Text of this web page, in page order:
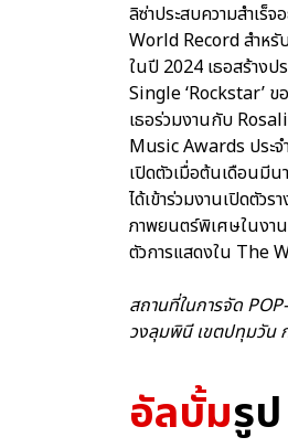
ลิซ่าประสบความสำเร็
World Record สำหรั
ในปี 2024 เธอสร้าง
Single ‘Rockstar’
เธอร่วมงานกับ
Music Awards ประจ
เปิดตัวเมื่อต้นเดือนมี
ได้เข้าร่วมงานเปิดตัว
ภาพยนตร์พิเศษในงา
ตัวการแสดงใน The
สถานที่ในการจัด
วงลุมพินี เขตปทุมวัน
อัลบั้มรูป